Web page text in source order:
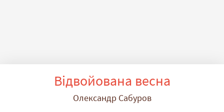
Відвойована весна
Олександр Сабуров